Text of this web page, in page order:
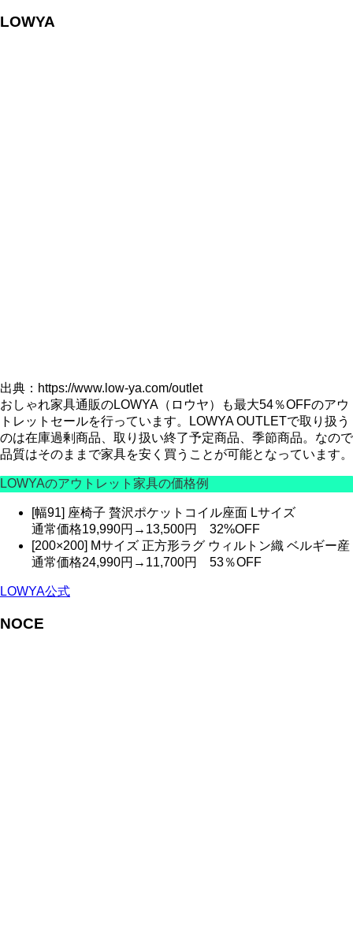
LOWYA
出典：https://www.low-ya.com/outlet
おしゃれ家具通販のLOWYA（ロウヤ）も最大54％OFFのアウ
トレットセールを行っています。LOWYA OUTLETで取り扱う
のは在庫過剰商品、取り扱い終了予定商品、季節商品。なので
品質はそのままで家具を安く買うことが可能となっています。
LOWYAのアウトレット家具の価格例
[幅91] 座椅子 贅沢ポケットコイル座面 Lサイズ
通常価格19,990円→13,500円 32%OFF
[200×200] Mサイズ 正方形ラグ ウィルトン織 ベルギー産
通常価格24,990円→11,700円 53％OFF
LOWYA公式
NOCE